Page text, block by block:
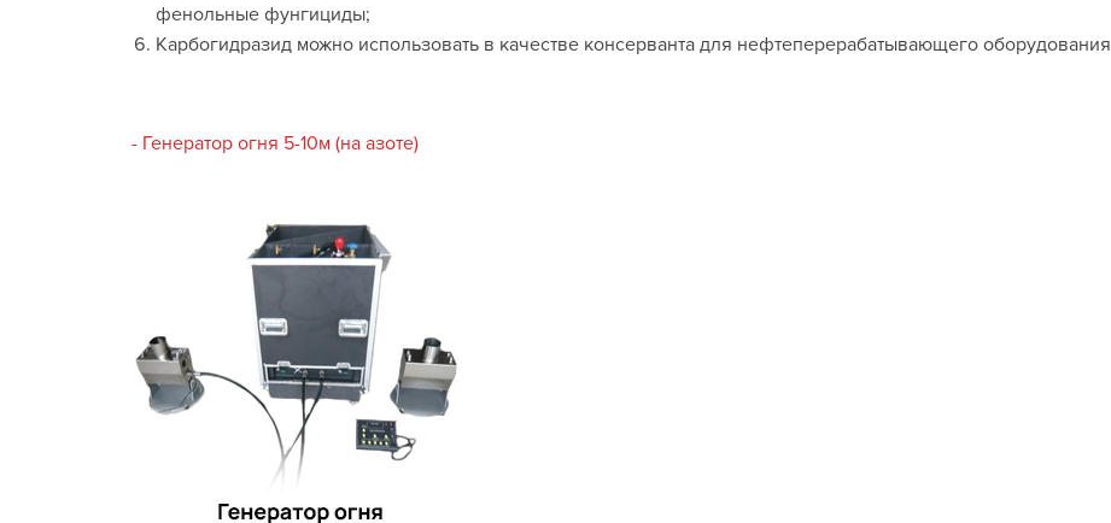
фенольные фунгициды;
Карбогидразид можно использовать в качестве консерванта для нефтеперерабатывающего оборудования
- Генератор огня 5-10м (на азоте)